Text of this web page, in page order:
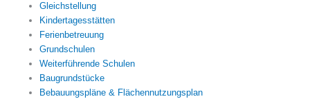
Gleichstellung
Kindertagesstätten
Ferienbetreuung
Grundschulen
Weiterführende Schulen
Baugrundstücke
Bebauungspläne & Flächennutzungsplan